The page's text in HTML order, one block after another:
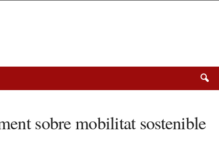
sobre mobilitat sostenible